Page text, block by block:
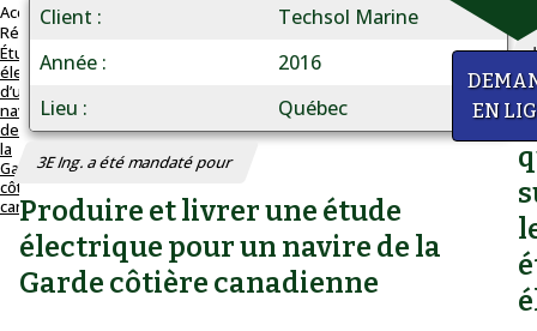
Accueil
Réalisations
Étude
électrique
d’un
navire
de
la
Garde
côtière
canadienne
ÉTUDE
ÉLECTRIQUE
D’un
navire
de
la
Garde
côtière
Client
Techsol Marine
Année
2016
Lieu
Québec
3E Ing. a été mandaté pour
Produire et livrer une étude
électrique pour un navire de la
Garde côtière canadienne
EN